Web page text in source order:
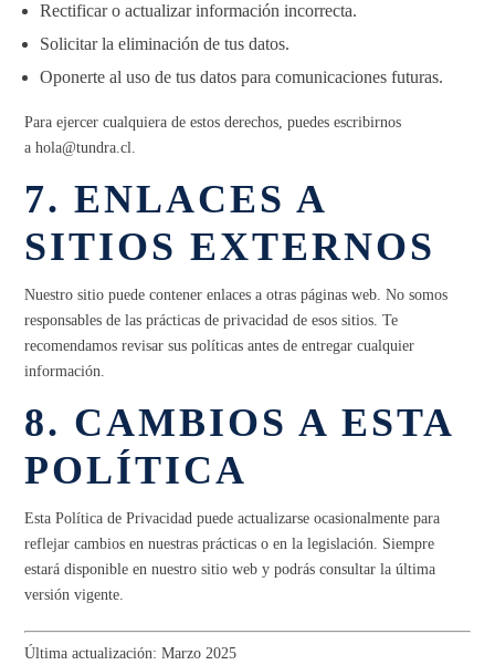
Rectificar o actualizar información incorrecta.
Solicitar la eliminación de tus datos.
Oponerte al uso de tus datos para comunicaciones futuras.
Para ejercer cualquiera de estos derechos, puedes escribirnos
a hola@tundra.cl.
7. ENLACES A
SITIOS EXTERNOS
Nuestro sitio puede contener enlaces a otras páginas web. No somos
responsables de las prácticas de privacidad de esos sitios. Te
recomendamos revisar sus políticas antes de entregar cualquier
información.
8. CAMBIOS A ESTA
POLÍTICA
Esta Política de Privacidad puede actualizarse ocasionalmente para
reflejar cambios en nuestras prácticas o en la legislación. Siempre
estará disponible en nuestro sitio web y podrás consultar la última
versión vigente.
Última actualización: Marzo 2025